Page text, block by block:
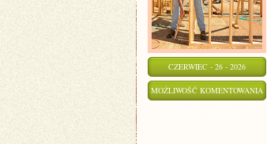
CZERWIEC - 26 - 2026
MOŻLIWOŚĆ KOMENTOWANIA